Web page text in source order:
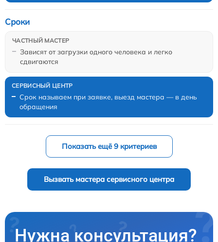
Зависят от загрузки одного человека и легко
сдвигаются
Сроки
Срок называем при заявке, выезд мастера — в день
обращения
Показать ещё 9 критериев
Вызвать мастера сервисного центра
Нужна консультация?